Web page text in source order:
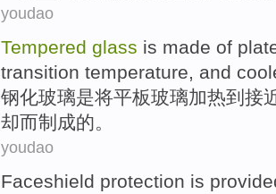
youdao
Tempered glass is made of
transition temperature, and
钢化玻璃是将平板玻璃加热到 接
却而制成的。
youdao
Faceshield protection is